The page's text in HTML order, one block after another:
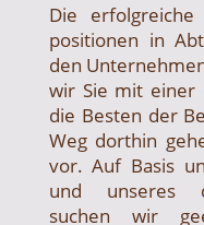
Die
positionen in
den
wir Sie mit einer
die Besten der
Weg dorthin
vor. Auf Basis
und unseres
suchen wir